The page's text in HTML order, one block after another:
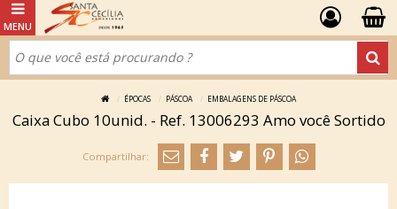
ÉPOCAS PÁSCOA EMBALAGENS DE PÁSCOA
Caixa Cubo 10unid. - Ref. 13006293 Amo você Sortido